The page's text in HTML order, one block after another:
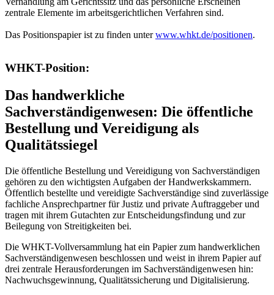
zentrale Elemente im arbeitsgerichtlichen Verfahren sind.
Das Positionspapier ist zu finden unterwww.whkt.de/positionen.
WHKT-Position:
Das handwerkliche
Sachverständigenwesen: Die öffentliche
Bestellung und Vereidigung als
Qualitätssiegel
Die öffentliche Bestellung und Vereidigung von Sachverständigen
gehören zu den wichtigsten Aufgaben der Handwerkskammern.
Öffentlich bestellte und vereidigte Sachverständige sind zuverlässige
fachliche Ansprechpartner für Justiz und private Auftraggeber und
tragen mit ihrem Gutachten zur Entscheidungsfindung und zur
Beilegung von Streitigkeiten bei.
Die WHKT-Vollversammlung hat ein Papier zum handwerklichen
Sachverständigenwesen beschlossen und weist in ihrem Papier auf
drei zentrale Herausforderungen im Sachverständigenwesen hin:
Nachwuchsgewinnung, Qualitätssicherung und Digitalisierung.